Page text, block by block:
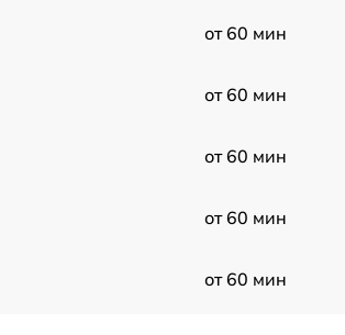
от 60 мин
от 60 мин
от 60 мин
от 60 мин
от 60 мин